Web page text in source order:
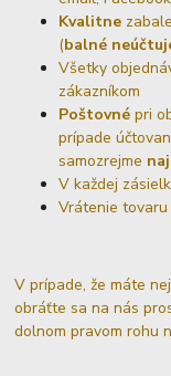
Kvalitne
(balné
Všetky
zákazníkom
Poštovnépri
prípade
samozrejme
V každej
Vrátenie
V prípade, že máte
obráťte sa na nás
dolnom pravom rohu